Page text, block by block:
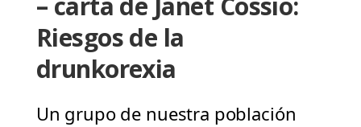
Riesgos de la
drunkorexia
Un grupo de nuestra población